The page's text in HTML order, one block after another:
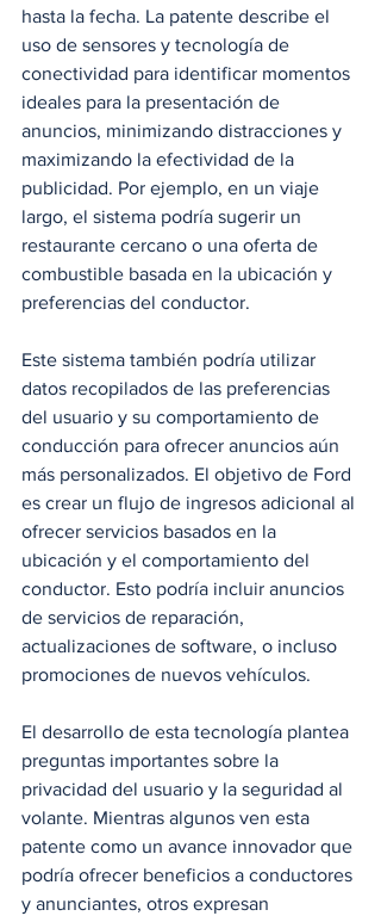
hasta la fecha. La patente describe el
uso de sensores y tecnología de
conectividad para identificar momentos
ideales para la presentación de
anuncios, minimizando distracciones y
maximizando la efectividad de la
publicidad. Por ejemplo, en un viaje
largo, el sistema podría sugerir un
restaurante cercano o una oferta de
combustible basada en la ubicación y
preferencias del conductor.
Este sistema también podría utilizar
datos recopilados de las preferencias
del usuario y su comportamiento de
conducción para ofrecer anuncios aún
más personalizados. El objetivo de Ford
es crear un flujo de ingresos adicional al
ofrecer servicios basados en la
ubicación y el comportamiento del
conductor. Esto podría incluir anuncios
de servicios de reparación,
actualizaciones de software, o incluso
promociones de nuevos vehículos.
El desarrollo de esta tecnología plantea
preguntas importantes sobre la
privacidad del usuario y la seguridad al
volante. Mientras algunos ven esta
patente como un avance innovador que
podría ofrecer beneficios a conductores
y anunciantes, otros expresan